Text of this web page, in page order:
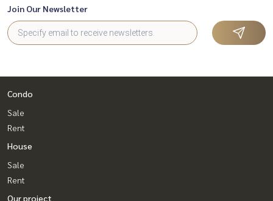
Join Our Newsletter
Condo
Sale
Rent
House
Sale
Rent
Our project